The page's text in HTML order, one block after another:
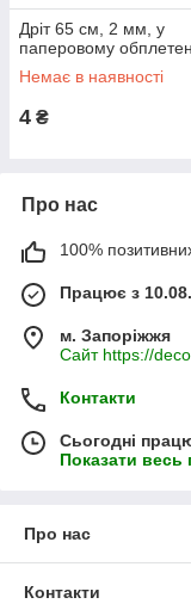
Дріт 65 см, 2 мм, у
паперовому
Немає в наявності
4 ₴
Про нас
100%
Працює з
м. Запоріжжя
Сайт https://
Контакти
Сьогодні
Показати весь
Про нас
Контакти